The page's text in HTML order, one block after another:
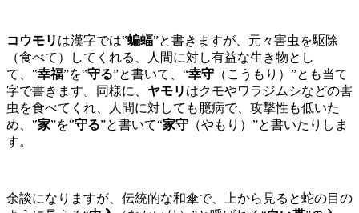
コウモリ は漢字では‟蝙蝠”と書きますが、元々害虫を駆除
（食べて）してくれる、人間に対し有益な生き物とし
て、‟幸福”を‟守る”と書いて、“幸守 （こうもり）”とも当て
字で書きます。同様に、 ヤモリ はクモやワラジムシなどの害
虫を食べてくれ、人間に対しても臆病で、攻撃性も低いた
め、‟家”を‟守る”と書いて“家守 （やもり）”と書いたりしま
す。
余談になりますが、伝統的な和傘で、上から見ると蛇の目の